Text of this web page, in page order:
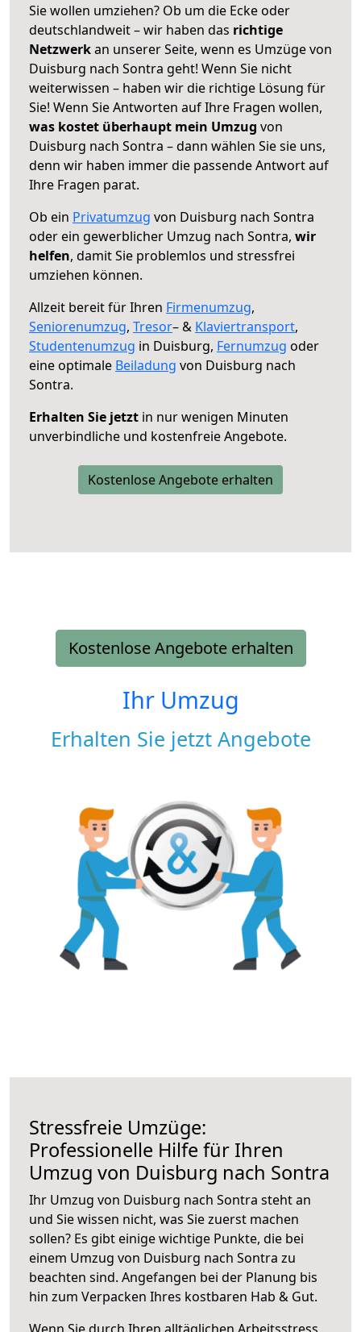
Sie wollen umziehen? Ob um die Ecke oder
deutschlandweit – wir haben das richtige
Netzwerkan unserer Seite, wenn es Umzüge von
Duisburg nach Sontra geht! Wenn Sie nicht
weiterwissen – haben wir die richtige Lösung für
Sie! Wenn Sie Antworten auf Ihre Fragen wollen,
was kostet überhaupt mein Umzug von
Duisburg nach Sontra – dann wählen Sie sie uns,
denn wir haben immer die passende Antwort auf
Ihre Fragen parat.
Ob ein Privatumzug von Duisburg nach Sontra
oder ein gewerblicher Umzug nach Sontra, wir
helfen, damit Sie problemlos und stressfrei
umziehen können.
Allzeit bereit für Ihren Firmenumzug,
Seniorenumzug, Tresor– & Klaviertransport,
Studentenumzug in Duisburg, Fernumzug oder
eine optimale Beiladung von Duisburg nach
Sontra.
Erhalten Sie jetzt in nur wenigen Minuten
unverbindliche und kostenfreie Angebote.
Kostenlose Angebote erhalten
Kostenlose Angebote erhalten
Ihr Umzug
Erhalten Sie jetzt Angebote
Stressfreie Umzüge:
Professionelle Hilfe für Ihren
Umzug von Duisburg nach Sontra
Ihr Umzug von Duisburg nach Sontra steht an
und Sie wissen nicht, was Sie zuerst machen
sollen? Es gibt einige wichtige Punkte, die bei
einem Umzug von Duisburg nach Sontra zu
beachten sind. Angefangen bei der Planung bis
hin zum Verpacken Ihres kostbaren Hab & Gut.